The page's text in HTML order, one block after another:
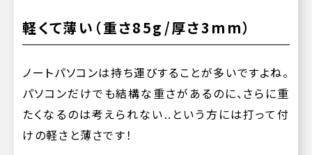
軽くて薄い（重さ85g/厚さ3mm）
ノートパソコンは持ち運びすることが多いですよね。
パソコンだけでも結構な重さがあるのに、さらに重
たくなるのは考えられない..という方には打って付
けの軽さと薄さです！